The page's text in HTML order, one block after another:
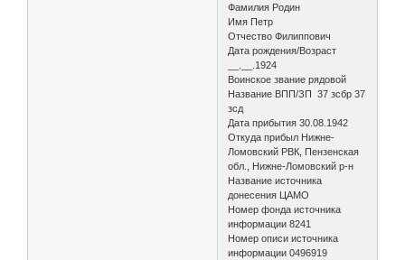
Фамилия Родин
Имя Петр
Отчество Филиппович
Дата рождения/Возраст
__.__.1924
Воинское звание рядовой
Название ВПП/ЗП 37 зсбр 37
зсд
Дата прибытия 30.08.1942
Откуда прибыл Нижне-
Ломовский РВК, Пензенская
обл., Нижне-Ломовский р-н
Название источника
донесения ЦАМО
Номер фонда источника
информации 8241
Номер описи источника
информации 0496919